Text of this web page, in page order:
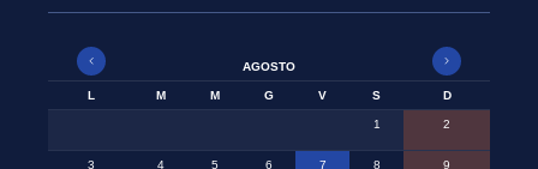
AGOSTO
L M M G V S D
1 2
3 4 5 6 7 8 9